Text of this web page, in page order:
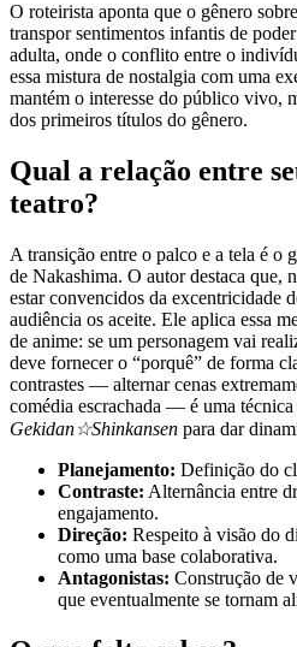
O roteirista aponta que o gênero
transpor sentimentos infantis de
adulta, onde o conflito entre o
essa mistura de nostalgia com uma
mantém o interesse do público vivo,
dos primeiros títulos do gênero.
Qual a relação entre
teatro?
A transição entre o palco e a tela é o
de Nakashima. O autor destaca que,
estar convencidos da excentricidade
audiência os aceite. Ele aplica essa
de anime: se um personagem vai
deve fornecer o “porquê” de forma
contrastes — alternar cenas
comédia escrachada — é uma
Gekidan☆Shinkansen para dar
Planejamento: Definição do
Contraste: Alternância entre
engajamento.
Direção: Respeito à visão do
como uma base colaborativa.
Antagonistas: Construção de
que eventualmente se tornam